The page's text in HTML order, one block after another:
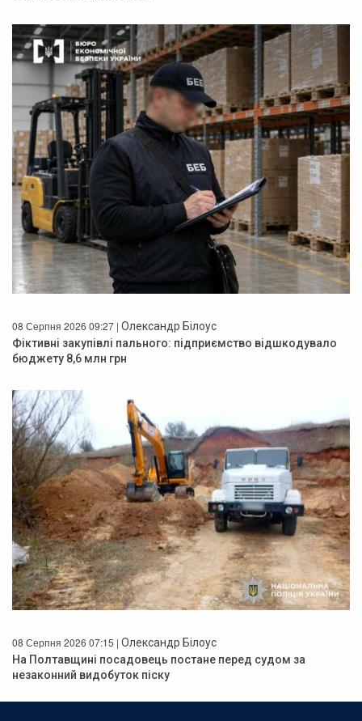
08 Серпня 2026 09:27 | Олександр Білоус
Фіктивні закупівлі пального: підприємство відшкодувало
бюджету 8,6 млн грн
08 Серпня 2026 07:15 | Олександр Білоус
На Полтавщині посадовець постане перед судом за
незаконний видобуток піску